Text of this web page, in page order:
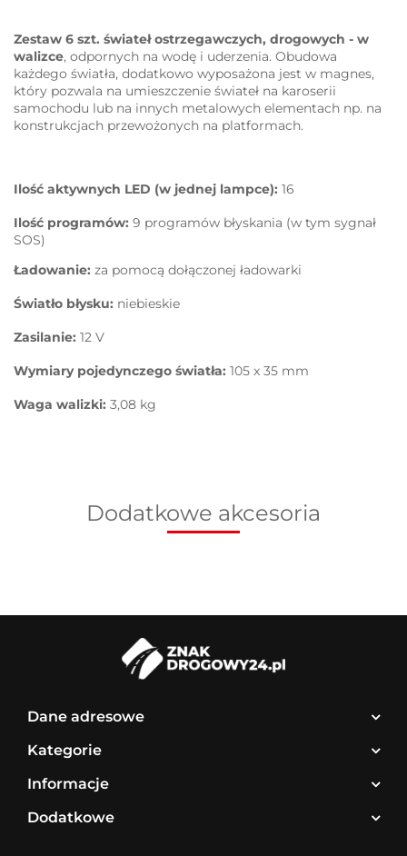
Zestaw 6 szt. świateł ostrzegawczych, drogowych - w
walizce, odpornych na wodę i uderzenia. Obudowa
każdego światła, dodatkowo wyposażona jest w magnes,
który pozwala na umieszczenie świateł na karoserii
samochodu lub na innych metalowych elementach np. na
konstrukcjach przewożonych na platformach.
Ilość aktywnych LED (w jednej lampce): 16
Ilość programów: 9 programów błyskania (w tym sygnał
SOS)
Ładowanie: za pomocą dołączonej ładowarki
Światło błysku: niebieskie
Zasilanie: 12 V
Wymiary pojedynczego światła: 105 x 35 mm
Waga walizki: 3,08 kg
Dodatkowe akcesoria
Dane adresowe
Kategorie
Informacje
Dodatkowe